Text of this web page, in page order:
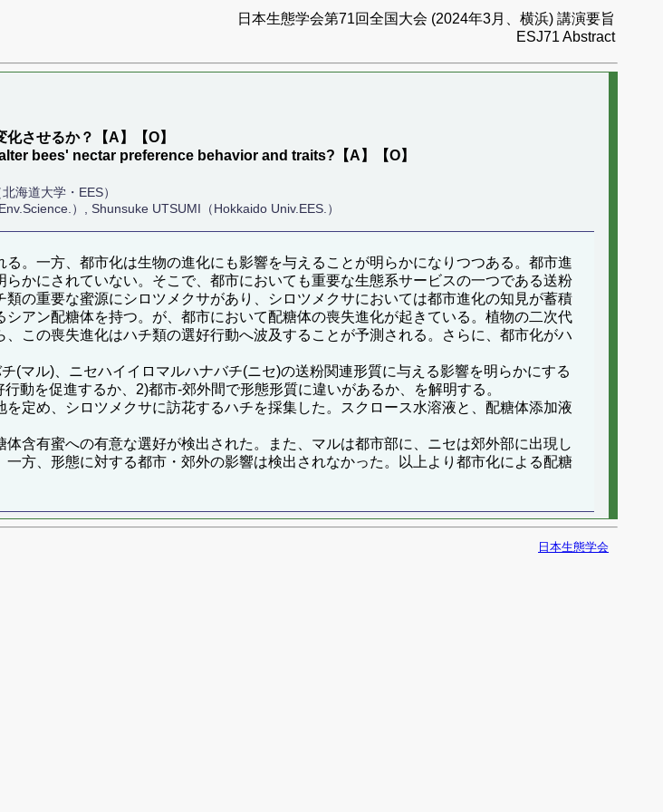
日本生態学会第71回全国大会 (2024年3月、横浜) 講演要旨
ESJ71 Abstract
させるか？【A】【O】
bees' nectar preference behavior and traits?【A】【O】
海道大学・EES）
）, Shunsuke UTSUMI（Hokkaido Univ.EES.）
。一方、都市化は生物の進化にも影響を与えることが明らかになりつつある。都市進
かにされていない。そこで、都市においても重要な生態系サービスの一つである送粉
の重要な蜜源にシロツメクサがあり、シロツメクサにおいては都市進化の知見が蓄積
アン配糖体を持つ。が、都市において配糖体の喪失進化が起きている。植物の二次代
この喪失進化はハチ類の選好行動へ波及することが予測される。さらに、都市化がハ
(マル)、ニセハイイロマルハナバチ(ニセ)の送粉関連形質に与える影響を明らかにする
動を促進するか、2)都市-郊外間で形態形質に違いがあるか、を解明する。
定め、シロツメクサに訪花するハチを採集した。スクロース水溶液と、配糖体添加液
含有蜜への有意な選好が検出された。また、マルは都市部に、ニセは郊外部に出現し
方、形態に対する都市・郊外の影響は検出されなかった。以上より都市化による配糖
日本生態学会